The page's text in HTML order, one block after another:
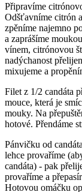
Připravíme
Odšťavníme citrón
zpěníme najemno
a zaprášíme
vínem, citrónovou
nadýchanost
mixujeme a
Filet z 1/2 candáta
mouce, která je
mouky. Na
hotové. Přendáme
Pánvičku od
lehce provaříme
candáta) - pak
provaříme a
Hotovou omáčku